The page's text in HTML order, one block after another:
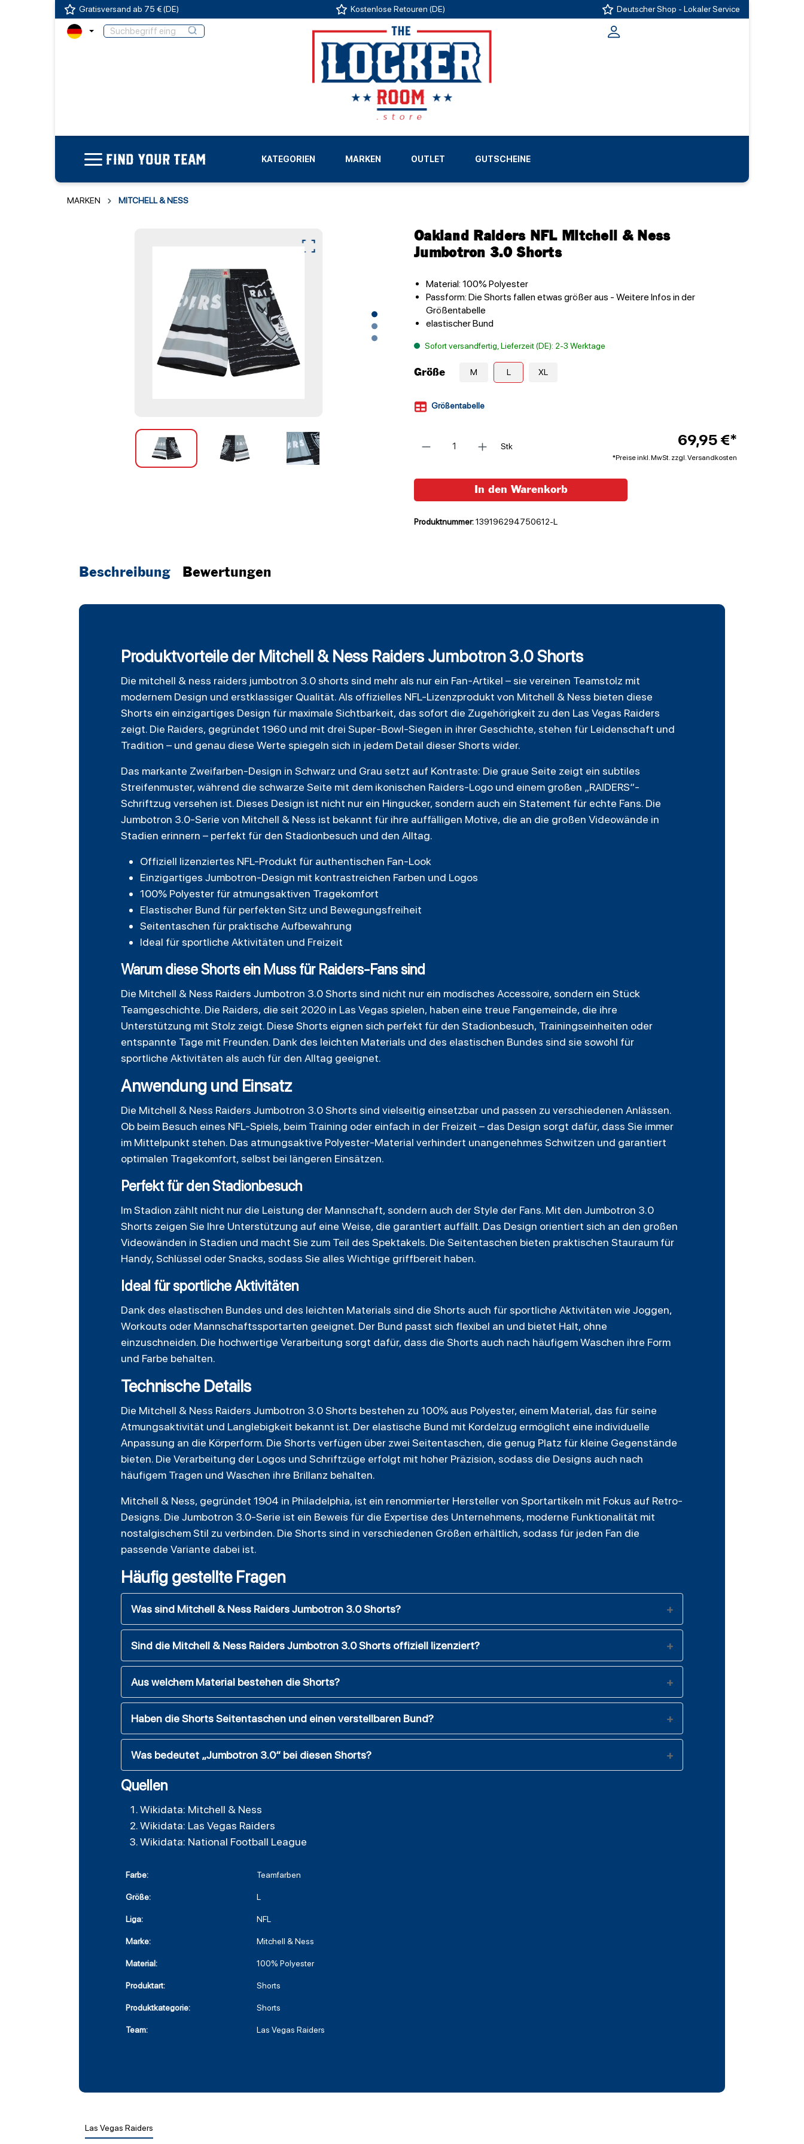
Gratisversand ab 75 € (DE) Kostenlose Retouren (DE) Deutscher Shop - Lokaler Service
FIND YOUR TEAM KATEGORIEN MARKEN
LIGEN
OUTLET GUTSCHEINE
MARKEN MITCHELL & NESS
Oakland Raiders NFL Mitchell & Ness
Jumbotron 3.0 Shorts
Material: 100% Polyester
Passform: Die Shorts fallen etwas größer aus - Weitere Infos in der
Größentabelle
elastischer Bund
Sofort versandfertig, Lieferzeit (DE): 2-3 Werktage
Größe M L XL
Größentabelle
Stk
69,95 €*
*Preise inkl. MwSt. zzgl. Versandkosten
In den Warenkorb
Produktnummer:139196294750612-L
Beschreibung Bewertungen
Produktvorteile der Mitchell & Ness Raiders Jumbotron 3.0 Shorts
Die mitchell & ness raiders jumbotron 3.0 shorts sind mehr als nur ein Fan-Artikel – sie vereinen Teamstolz mit
modernem Design und erstklassiger Qualität. Als offizielles NFL-Lizenzprodukt von Mitchell & Ness bieten diese
Shorts ein einzigartiges Design für maximale Sichtbarkeit, das sofort die Zugehörigkeit zu den Las Vegas Raiders
zeigt. Die Raiders, gegründet 1960 und mit drei Super-Bowl-Siegen in ihrer Geschichte, stehen für Leidenschaft und
Tradition – und genau diese Werte spiegeln sich in jedem Detail dieser Shorts wider.
Das markante Zweifarben-Design in Schwarz und Grau setzt auf Kontraste: Die graue Seite zeigt ein subtiles
Streifenmuster, während die schwarze Seite mit dem ikonischen Raiders-Logo und einem großen „RAIDERS“-
Schriftzug versehen ist. Dieses Design ist nicht nur ein Hingucker, sondern auch ein Statement für echte Fans. Die
Jumbotron 3.0-Serie von Mitchell & Ness ist bekannt für ihre auffälligen Motive, die an die großen Videowände in
Stadien erinnern – perfekt für den Stadionbesuch und den Alltag.
Offiziell lizenziertes NFL-Produkt für authentischen Fan-Look
Einzigartiges Jumbotron-Design mit kontrastreichen Farben und Logos
100% Polyester für atmungsaktiven Tragekomfort
Elastischer Bund für perfekten Sitz und Bewegungsfreiheit
Seitentaschen für praktische Aufbewahrung
Ideal für sportliche Aktivitäten und Freizeit
Warum diese Shorts ein Muss für Raiders-Fans sind
Die Mitchell & Ness Raiders Jumbotron 3.0 Shorts sind nicht nur ein modisches Accessoire, sondern ein Stück
Teamgeschichte. Die Raiders, die seit 2020 in Las Vegas spielen, haben eine treue Fangemeinde, die ihre
Unterstützung mit Stolz zeigt. Diese Shorts eignen sich perfekt für den Stadionbesuch, Trainingseinheiten oder
entspannte Tage mit Freunden. Dank des leichten Materials und des elastischen Bundes sind sie sowohl für
sportliche Aktivitäten als auch für den Alltag geeignet.
Anwendung und Einsatz
Die Mitchell & Ness Raiders Jumbotron 3.0 Shorts sind vielseitig einsetzbar und passen zu verschiedenen Anlässen.
Ob beim Besuch eines NFL-Spiels, beim Training oder einfach in der Freizeit – das Design sorgt dafür, dass Sie immer
im Mittelpunkt stehen. Das atmungsaktive Polyester-Material verhindert unangenehmes Schwitzen und garantiert
optimalen Tragekomfort, selbst bei längeren Einsätzen.
Perfekt für den Stadionbesuch
Im Stadion zählt nicht nur die Leistung der Mannschaft, sondern auch der Style der Fans. Mit den Jumbotron 3.0
Shorts zeigen Sie Ihre Unterstützung auf eine Weise, die garantiert auffällt. Das Design orientiert sich an den großen
Videowänden in Stadien und macht Sie zum Teil des Spektakels. Die Seitentaschen bieten praktischen Stauraum für
Handy, Schlüssel oder Snacks, sodass Sie alles Wichtige griffbereit haben.
Ideal für sportliche Aktivitäten
Dank des elastischen Bundes und des leichten Materials sind die Shorts auch für sportliche Aktivitäten wie Joggen,
Workouts oder Mannschaftssportarten geeignet. Der Bund passt sich flexibel an und bietet Halt, ohne
einzuschneiden. Die hochwertige Verarbeitung sorgt dafür, dass die Shorts auch nach häufigem Waschen ihre Form
und Farbe behalten.
Technische Details
Die Mitchell & Ness Raiders Jumbotron 3.0 Shorts bestehen zu 100% aus Polyester, einem Material, das für seine
Atmungsaktivität und Langlebigkeit bekannt ist. Der elastische Bund mit Kordelzug ermöglicht eine individuelle
Anpassung an die Körperform. Die Shorts verfügen über zwei Seitentaschen, die genug Platz für kleine Gegenstände
bieten. Die Verarbeitung der Logos und Schriftzüge erfolgt mit hoher Präzision, sodass die Designs auch nach
häufigem Tragen und Waschen ihre Brillanz behalten.
Mitchell & Ness, gegründet 1904 in Philadelphia, ist ein renommierter Hersteller von Sportartikeln mit Fokus auf Retro-
Designs. Die Jumbotron 3.0-Serie ist ein Beweis für die Expertise des Unternehmens, moderne Funktionalität mit
nostalgischem Stil zu verbinden. Die Shorts sind in verschiedenen Größen erhältlich, sodass für jeden Fan die
passende Variante dabei ist.
Häufig gestellte Fragen
Was sind Mitchell & Ness Raiders Jumbotron 3.0 Shorts?
Sind die Mitchell & Ness Raiders Jumbotron 3.0 Shorts offiziell lizenziert?
Aus welchem Material bestehen die Shorts?
Haben die Shorts Seitentaschen und einen verstellbaren Bund?
Was bedeutet „Jumbotron 3.0“ bei diesen Shorts?
Quellen
Wikidata: Mitchell & Ness
Wikidata: Las Vegas Raiders
Wikidata: National Football League
Farbe: Teamfarben
Größe: L
Liga: NFL
Marke: Mitchell & Ness
Material: 100% Polyester
Produktart: Shorts
Produktkategorie: Shorts
Team: Las Vegas Raiders
Las Vegas Raiders